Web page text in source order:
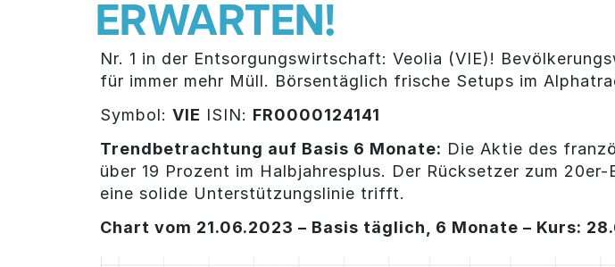
ERWARTEN!
Nr. 1 in der Entsorgungswirtschaft: Veolia (VIE)!
für immer mehr Müll. Börsentäglich frische Setups im
Symbol: VIE ISIN: FR0000124141
Trendbetrachtung auf Basis 6 Monate: Die Aktie des
über 19 Prozent im Halbjahresplus. Der Rücksetzer zum
eine solide Unterstützungslinie trifft.
Chart vom 21.06.2023 – Basis täglich, 6 Monate – Kurs: